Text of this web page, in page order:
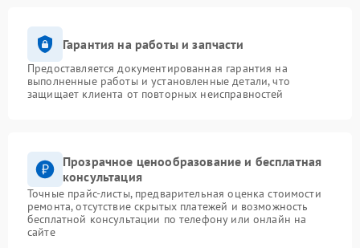
Гарантия на работы и запчасти
Предоставляется документированная гарантия на
выполненные работы и установленные детали, что
защищает клиента от повторных неисправностей
Прозрачное ценообразование и бесплатная
консультация
Точные прайс-листы, предварительная оценка стоимости
ремонта, отсутствие скрытых платежей и возможность
бесплатной консультации по телефону или онлайн на
сайте